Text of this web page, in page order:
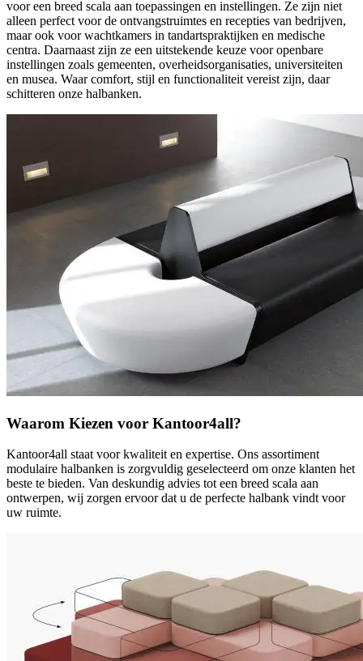
voor een breed scala aan toepassingen en instellingen. Ze zijn niet
alleen perfect voor de ontvangstruimtes en recepties van bedrijven,
maar ook voor wachtkamers in tandartspraktijken en medische
centra. Daarnaast zijn ze een uitstekende keuze voor openbare
instellingen zoals gemeenten, overheidsorganisaties, universiteiten
en musea. Waar comfort, stijl en functionaliteit vereist zijn, daar
schitteren onze halbanken.
Waarom Kiezen voor Kantoor4all?
Kantoor4all staat voor kwaliteit en expertise. Ons assortiment
modulaire halbanken is zorgvuldig geselecteerd om onze klanten het
beste te bieden. Van deskundig advies tot een breed scala aan
ontwerpen, wij zorgen ervoor dat u de perfecte halbank vindt voor
uw ruimte.